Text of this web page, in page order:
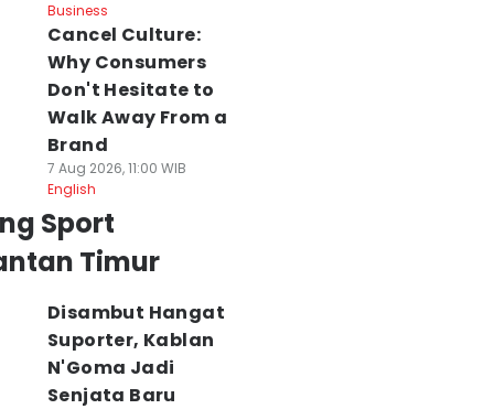
Business
Cancel Culture:
Why Consumers
Don't Hesitate to
Walk Away From a
Brand
7 Aug 2026, 11:00 WIB
English
Sport
Timur
Disambut Hangat
Suporter, Kablan
N'Goma Jadi
Senjata Baru